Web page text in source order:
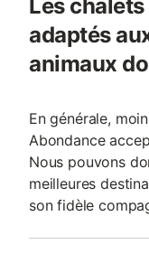
Les
adaptés
animaux
En générale,
Abondance
Nous pouvons
meilleures
son fidèle